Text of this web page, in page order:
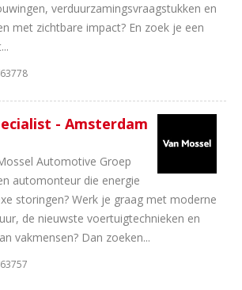
verduurzamingsvraagstukken en
met zichtbare impact? En zoek je een
- Amsterdam
Automotive Groep
automonteur die energie
storingen? Werk je graag met moderne
de nieuwste voertuigtechnieken en
vakmensen? Dan zoeken...